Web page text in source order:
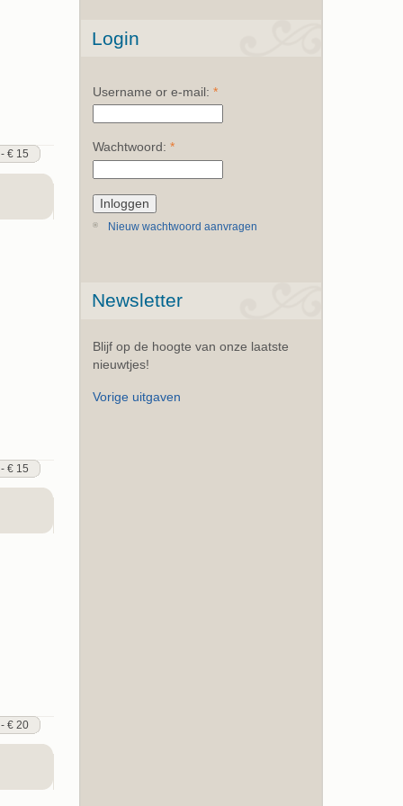
€ 15
€ 15
€ 20
Login
Username or e-mail:*
Wachtwoord:*
Nieuw wachtwoord aanvragen
Newsletter
Blijf op de hoogte van onze laatste
nieuwtjes!
Vorige uitgaven